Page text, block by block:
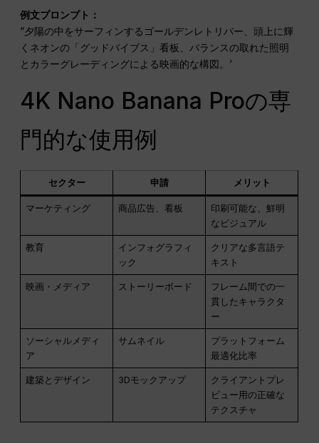
例文プロンプト：
“夕陽の中をサーフィンするゴールデンレトリバー、頭上に輝
くネオンの「グッドバイブス」看板、バランスの取れた照明
とカラーグレーディングによる映画的な構図。‘
4K Nano Banana Proの専
門的な使用例
セクター 申請 メリット
マーケティング 商品広告、看板
印刷可能な、鮮明
なビジュアル
教育
インフォグラフィ
ック
クリアな多言語テ
キスト
映画・メディア ストーリーボード
フレーム間での一
貫したキャラクタ
ー
ソーシャルメディ
ア
サムネイル
プラットフォーム
最適化比率
建築とデザイン 3Dモックアップ
クライアントプレ
ビュー用の正確な
テクスチャ